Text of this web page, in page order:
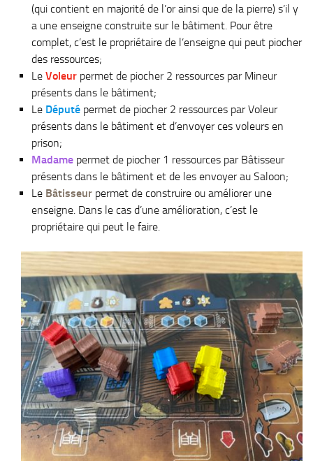
(qui contient en majorité de l’or ainsi que de la pierre) s’il y
a une enseigne construite sur le bâtiment. Pour être
complet, c’est le propriétaire de l’enseigne qui peut piocher
des ressources;
Le Voleur permet de piocher 2 ressources par Mineur
présents dans le bâtiment;
Le Député permet de piocher 2 ressources par Voleur
présents dans le bâtiment et d’envoyer ces voleurs en
prison;
Madame permet de piocher 1 ressources par Bâtisseur
présents dans le bâtiment et de les envoyer au Saloon;
Le Bâtisseur permet de construire ou améliorer une
enseigne. Dans le cas d’une amélioration, c’est le
propriétaire qui peut le faire.